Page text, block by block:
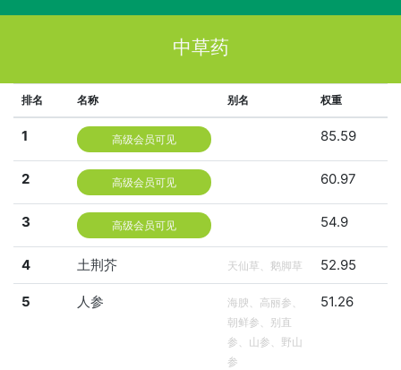
中草药
排名 名称 别名 权重
1 高级会员可见 85.59
2 高级会员可见 60.97
3 高级会员可见 54.9
4 土荆芥 天仙草、鹅脚草 52.95
5 人参
海腴、高丽参、
朝鲜参、别直
参、山参、野山
参
51.26